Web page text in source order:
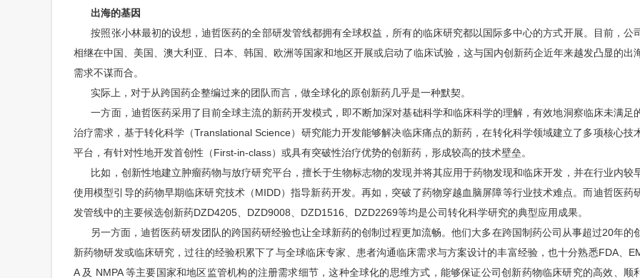
出海的基因
按照张小林最初的设想，迪哲医药的全部研发管线都拥有全球权益，所有的临床研究都以国际多中心的方式开展。目前，公
相继在中国、美国、澳大利亚、日本、韩国、欧洲等国家和地区开展或启动了临床试验，这与国内创新药企近年来越发凸显的出
需求不谋而合。
实际上，对于从跨国药企整编过来的团队而言，做全球化的原创新药几乎是一种默契。
一方面，迪哲医药采用了目前全球主流的新药开发模式，即不断加深对基础科学和临床科学的理解，有效地洞察临床未满足
治疗需求，基于转化科学（Translational Science）研究能力开发能够解决临床痛点的新药，在转化科学领域建立了多项核心技
平台，有针对性地开发首创性（First-in-class）或具有突破性治疗优势的创新药，形成较高的技术壁垒。
比如，创新性地建立肿瘤药物与放疗研究平台，擅长于生物标志物的发现并将其应用于药物发现和临床开发，并在行业内较
使用模型引导的药物早期临床研究技术（MIDD）指导新药开发。再如，突破了药物穿越血脑屏障等行业技术难点。而迪哲医药
发管线中的主要候选创新药DZD4205、DZD9008、DZD1516、DZD2269等均是公司转化科学研究的典型应用成果。
另一方面，迪哲医药研发团队的跨国药研经验也让全球新药的创制过程更加流畅。他们大多在跨国制药公司从事超过20年的
新药物研发或临床研究，过往的经验积累下了与全球临床专家、患者沟通临床需求与方案设计的丰富经验，也十分熟悉FDA、
A 及 NMPA 等主要国家和地区监管机构的注册需求细节，这种全球化的思维方式，能够保证公司创新药物临床研究的高效、顺利